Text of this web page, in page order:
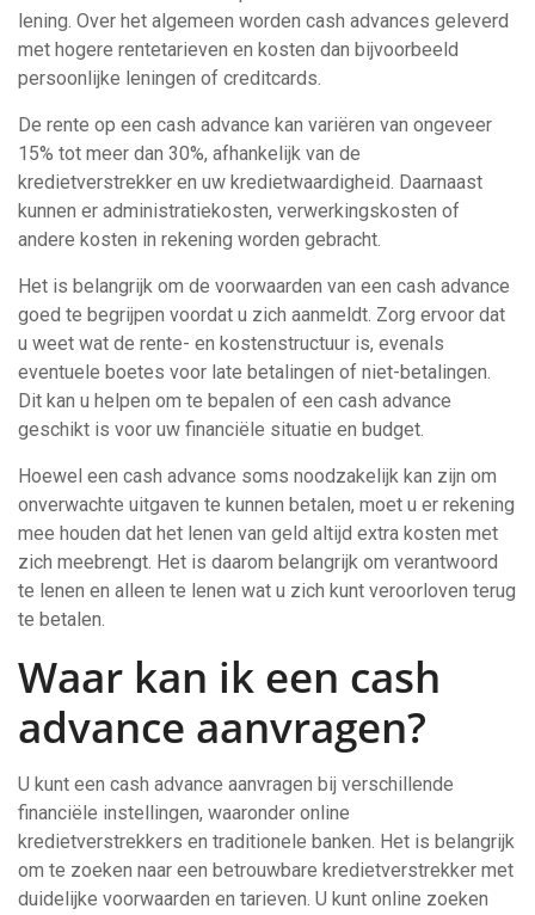
lening. Over het algemeen worden cash advances geleverd
met hogere rentetarieven en kosten dan bijvoorbeeld
persoonlijke leningen of creditcards.
De rente op een cash advance kan variëren van ongeveer
15% tot meer dan 30%, afhankelijk van de
kredietverstrekker en uw kredietwaardigheid. Daarnaast
kunnen er administratiekosten, verwerkingskosten of
andere kosten in rekening worden gebracht.
Het is belangrijk om de voorwaarden van een cash advance
goed te begrijpen voordat u zich aanmeldt. Zorg ervoor dat
u weet wat de rente- en kostenstructuur is, evenals
eventuele boetes voor late betalingen of niet-betalingen.
Dit kan u helpen om te bepalen of een cash advance
geschikt is voor uw financiële situatie en budget.
Hoewel een cash advance soms noodzakelijk kan zijn om
onverwachte uitgaven te kunnen betalen, moet u er rekening
mee houden dat het lenen van geld altijd extra kosten met
zich meebrengt. Het is daarom belangrijk om verantwoord
te lenen en alleen te lenen wat u zich kunt veroorloven terug
te betalen.
Waar kan ik een cash
advance aanvragen?
U kunt een cash advance aanvragen bij verschillende
financiële instellingen, waaronder online
kredietverstrekkers en traditionele banken. Het is belangrijk
om te zoeken naar een betrouwbare kredietverstrekker met
duidelijke voorwaarden en tarieven. U kunt online zoeken